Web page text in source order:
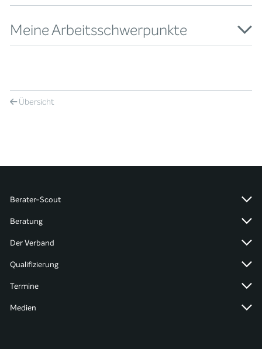
Meine Arbeitsschwerpunkte
Übersicht
Berater-Scout
Beratung
Der Verband
Qualifizierung
Termine
Medien